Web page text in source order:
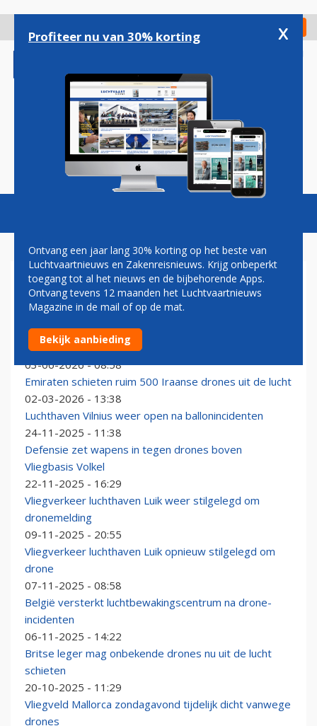
gaan
Check in
Magazine Podcasts Vacatures
DRONES
Luchthaven Koeweit gesloten na dodelijke aanval met
drones en raketten
03-06-2026 - 08:58
Emiraten schieten ruim 500 Iraanse drones uit de lucht
02-03-2026 - 13:38
Luchthaven Vilnius weer open na ballonincidenten
24-11-2025 - 11:38
Defensie zet wapens in tegen drones boven
Vliegbasis Volkel
22-11-2025 - 16:29
Vliegverkeer luchthaven Luik weer stilgelegd om
dronemelding
09-11-2025 - 20:55
Vliegverkeer luchthaven Luik opnieuw stilgelegd om
drone
07-11-2025 - 08:58
België versterkt luchtbewakingscentrum na drone-
incidenten
06-11-2025 - 14:22
Britse leger mag onbekende drones nu uit de lucht
schieten
20-10-2025 - 11:29
Vliegveld Mallorca zondagavond tijdelijk dicht vanwege
drones
Profiteer nu van 30% korting x
Ontvang een jaar lang 30% korting op het beste van
Luchtvaartnieuws en Zakenreisnieuws. Krijg onbeperkt
toegang tot al het nieuws en de bijbehorende Apps.
Ontvang tevens 12 maanden het Luchtvaartnieuws
Magazine in de mail of op de mat.
Bekijk aanbieding